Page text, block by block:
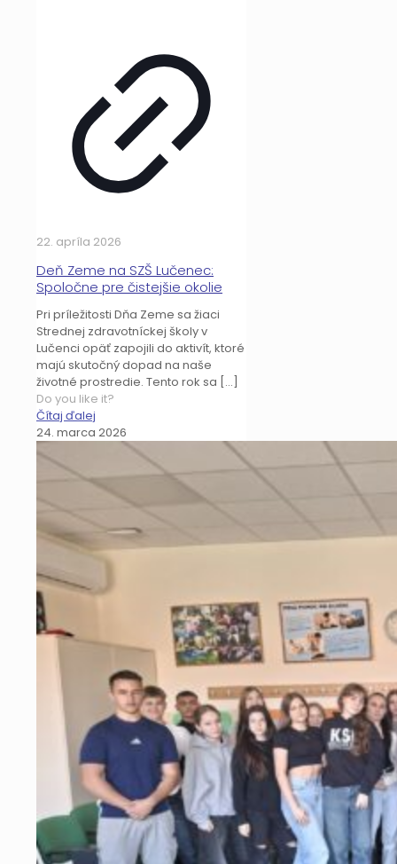
22. apríla 2026
Deň Zeme na SZŠ Lučenec:
Spoločne pre čistejšie okolie
Pri príležitosti Dňa Zeme sa žiaci
Strednej zdravotníckej školy v
Lučenci opäť zapojili do aktivít, ktoré
majú skutočný dopad na naše
životné prostredie. Tento rok sa […]
Do you like it?
Čítaj ďalej
24. marca 2026